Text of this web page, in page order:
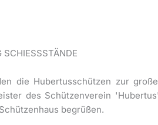
SCHIESSSTÄNDE
die Hubertusschützen zur
des Schützenverein
begrüßen.